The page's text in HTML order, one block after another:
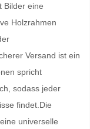
Bilder eine
Holzrahmen
Versand ist ein
spricht
sodass jeder
findet.Die
universelle